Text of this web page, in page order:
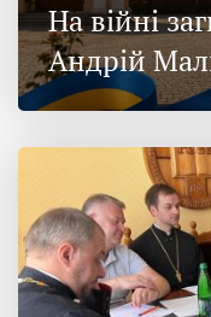
На війні
Андрій